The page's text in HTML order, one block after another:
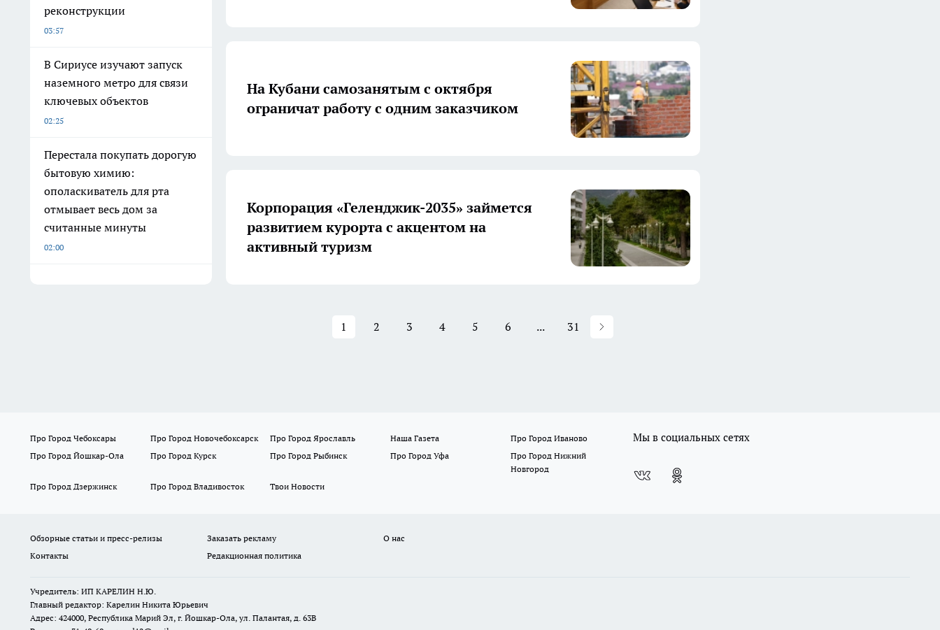
реконструкции
03:57
В Сириусе изучают запуск
наземного метро для связи
ключевых объектов
02:25
Перестала покупать дорогую
бытовую химию:
ополаскиватель для рта
отмывает весь дом за
считанные минуты
02:00
На Кубани самозанятым с октября
ограничат работу с одним заказчиком
Корпорация «Геленджик-2035» займется
развитием курорта с акцентом на
активный туризм
1 2 3 4 5 6 ... 31
Про Город Чебоксары Про Город Новочебоксарск Про Город Ярославль Наша Газета
Про Город Иваново
Про Город Йошкар-Ола
Про Город Курск Про Город Рыбинск Про Город Уфа
Про Город Нижний
Новгород
Про Город Дзержинск
Про Город Владивосток Твои Новости
Мы в социальных сетях
Обзорные статьи и пресс-релизы Заказать рекламу
О нас
Контакты
Редакционная политика
Учредитель: ИП КАРЕЛИН Н.Ю.
Главный редактор: Карелин Никита Юрьевич
Адрес: 424000, Республика Марий Эл, г. Йошкар-Ола, ул. Палантая, д. 63В